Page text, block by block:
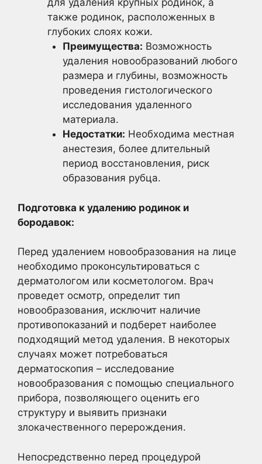
для удаления крупных родинок, а
также родинок, расположенных в
глубоких слоях кожи.
Преимущества: Возможность
удаления новообразований любого
размера и глубины, возможность
проведения гистологического
исследования удаленного
материала.
Недостатки: Необходима местная
анестезия, более длительный
период восстановления, риск
образования рубца.
Подготовка к удалению родинок и
бородавок:
Перед удалением новообразования на лице
необходимо проконсультироваться с
дерматологом или косметологом. Врач
проведет осмотр, определит тип
новообразования, исключит наличие
противопоказаний и подберет наиболее
подходящий метод удаления. В некоторых
случаях может потребоваться
дерматоскопия – исследование
новообразования с помощью специального
прибора, позволяющего оценить его
структуру и выявить признаки
злокачественного перерождения.
Непосредственно перед процедурой